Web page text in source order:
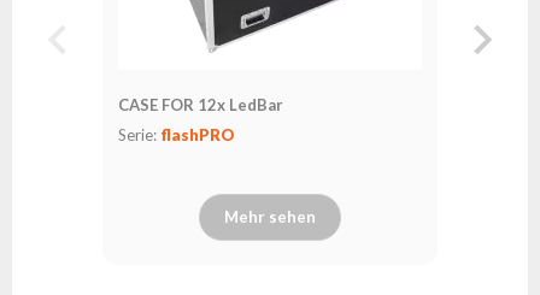
CASE FOR 12x LedBar
Serie: flashPRO
Mehr sehen